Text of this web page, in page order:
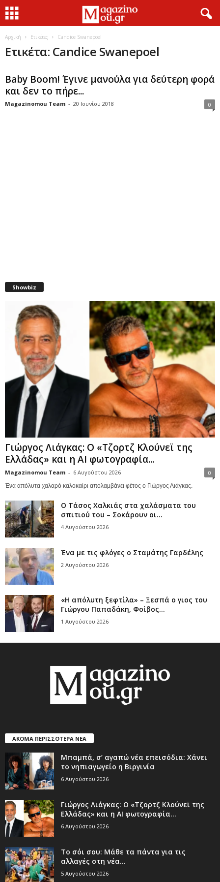
Αρχική Ετικέτες Candice Swanepoel
Ετικέτα: Candice Swanepoel
Baby Boom! Έγινε μανούλα για δεύτερη φορά
και δεν το πήρε...
Magazinomou Team - 20 Ιουνίου 2018 0
Showbiz
Γιώργος Λιάγκας: Ο «Τζορτζ Κλούνεϊ της
Ελλάδας» και η AI φωτογραφία...
Magazinomou Team - 6 Αυγούστου 2026 0
Ένα απόλυτα χαλαρό καλοκαίρι απολαμβάνει φέτος ο Γιώργος Λιάγκας.
Ο Τάσος Χαλκιάς στα χαλάσματα του
σπιτιού του – Σοκάρουν οι...
4 Αυγούστου 2026
Ένα με τις φλόγες ο Σταμάτης Γαρδέλης
2 Αυγούστου 2026
«Η απόλυτη ξεφτίλα» – Ξεσπά ο γιος του
Γιώργου Παπαδάκη, Φοίβος...
1 Αυγούστου 2026
ΑΚΟΜΑ ΠΕΡΙΣΣΟΤΕΡΑ ΝΕΑ
Μπαμπά, σ’ αγαπώ νέα επεισόδια: Χάνει
το νηπιαγωγείο η Βιργινία
6 Αυγούστου 2026
Γιώργος Λιάγκας: Ο «Τζορτζ Κλούνεϊ της
Ελλάδας» και η AI φωτογραφία...
6 Αυγούστου 2026
Το σόι σου: Μάθε τα πάντα για τις
αλλαγές στη νέα...
5 Αυγούστου 2026